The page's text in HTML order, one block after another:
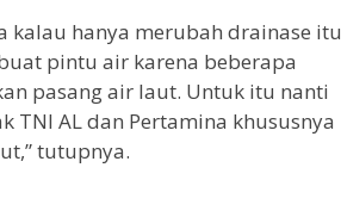
kalau hanya merubah drainase itu
pintu air karena beberapa
pasang air laut. Untuk itu nanti
TNI AL dan Pertamina khususnya
tutupnya.